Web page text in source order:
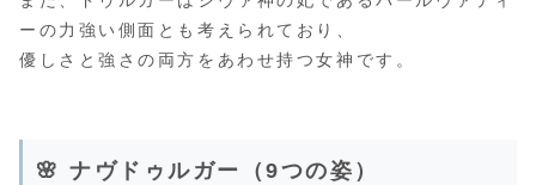
ーの力強い側面とも考えられており、
優しさと強さの両方をあわせ持つ女神です。
🌸 ナヴドゥルガー（9つの姿）